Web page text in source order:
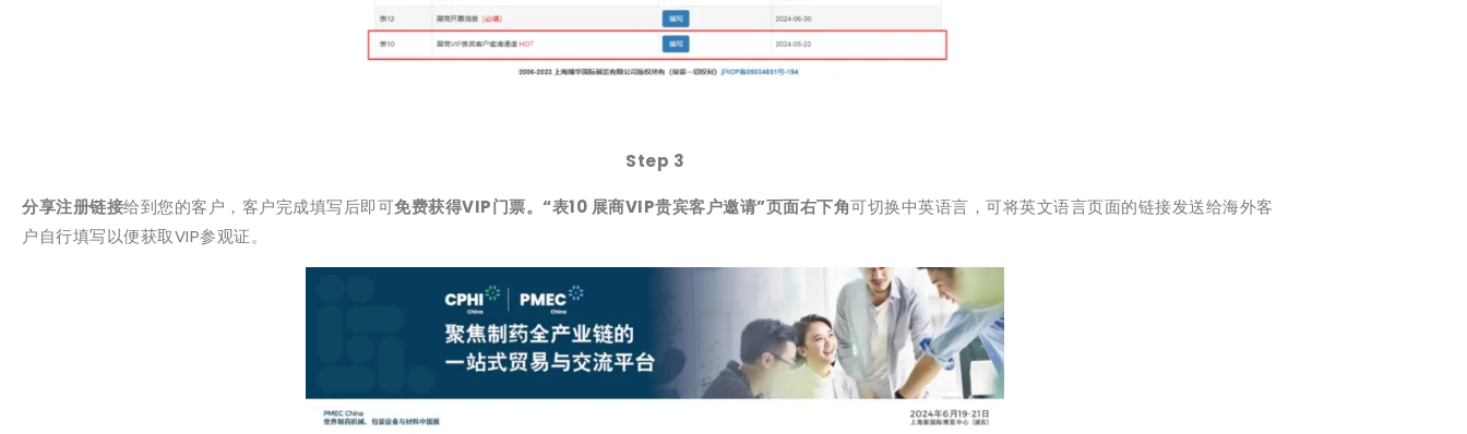
Step 3
分享注册链接给到您的客户，客户完成填写后即可免费获得VIP门票。“表10 展商VIP贵宾客户邀请”页面右下角可切换中英语言，可将英文语言页面的链接发送给海外客
户自行填写以便获取VIP参观证。